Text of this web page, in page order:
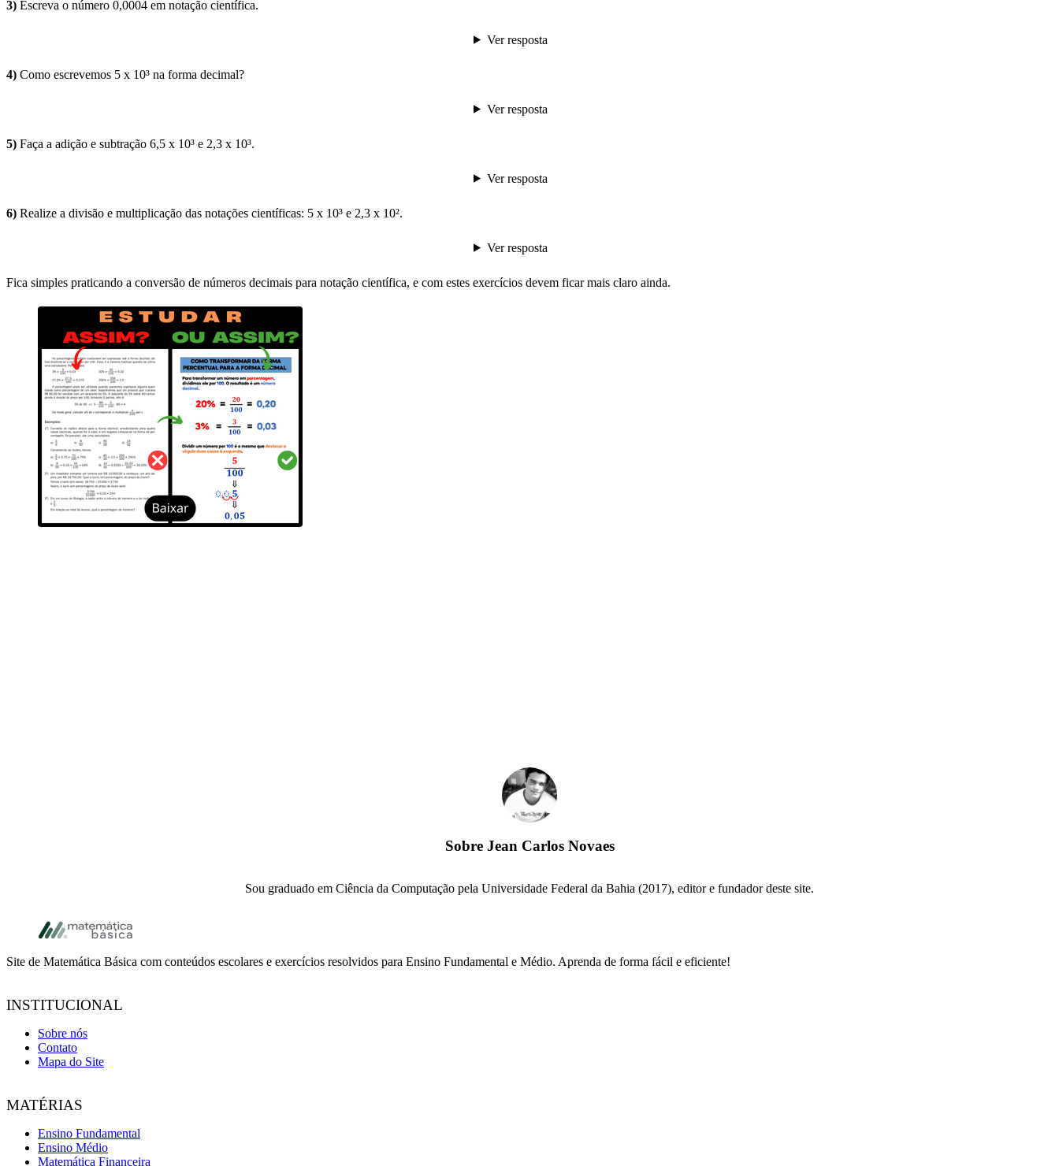
3) Escreva o número 0,0004 em notação científica.
Ver resposta
4) Como escrevemos 5 x 10³ na forma decimal?
Ver resposta
5) Faça a adição e subtração 6,5 x 10³ e 2,3 x 10³.
Ver resposta
6) Realize a divisão e multiplicação das notações científicas: 5 x 10³ e 2,3 x 10².
Ver resposta
Fica simples praticando a conversão de números decimais para notação científica, e com estes exercícios devem ficar mais claro ainda.
Sobre Jean Carlos Novaes
Sou graduado em Ciência da Computação pela Universidade Federal da Bahia (2017), editor e fundador deste site.
Footer
Site de Matemática Básica com conteúdos escolares e exercícios resolvidos para Ensino Fundamental e Médio. Aprenda de forma fácil e eficiente!
INSTITUCIONAL
Sobre nós
Contato
Mapa do Site
MATÉRIAS
Ensino Fundamental
Ensino Médio
Matemática Financeira